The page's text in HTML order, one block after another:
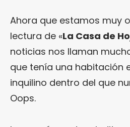
Ahora que estamos muy
lectura de «La Casa de
noticias nos llaman
que tenía una habitación
inquilino dentro del que
Oops.